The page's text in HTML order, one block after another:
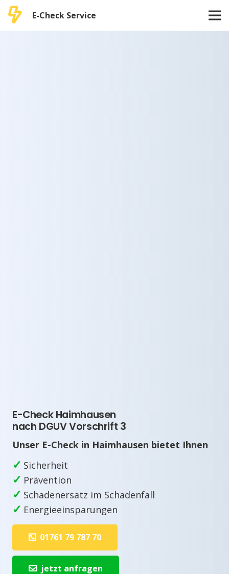
E-Check Service
E-Check Haimhausen
nach DGUV Vorschrift 3
Unser E-Check in Haimhausen bietet Ihnen
✓ Sicherheit
✓ Prävention
✓ Schadenersatz im Schadenfall
✓ Energieeinsparungen
01761 79 787 70
jetzt anfragen